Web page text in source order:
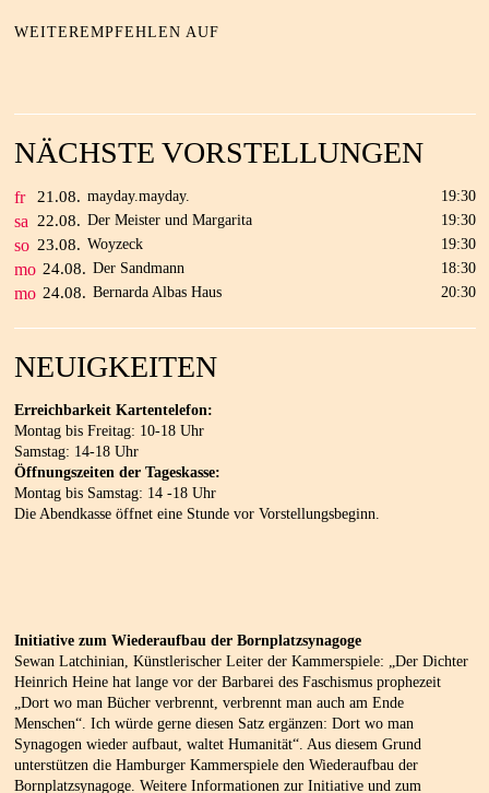
WEITEREMPFEHLEN AUF
NÄCHSTE VORSTELLUNGEN
fr 21.08. mayday.mayday. 19:30
sa 22.08. Der Meister und Margarita 19:30
so 23.08. Woyzeck 19:30
mo 24.08. Der Sandmann 18:30
mo 24.08. Bernarda Albas Haus 20:30
NEUIGKEITEN
Erreichbarkeit Kartentelefon:
Montag bis Freitag: 10-18 Uhr
Samstag: 14-18 Uhr
Öffnungszeiten der Tageskasse:
Montag bis Samstag: 14 -18 Uhr
Die Abendkasse öffnet eine Stunde vor Vorstellungsbeginn.
Initiative zum Wiederaufbau der Bornplatzsynagoge
Sewan Latchinian, Künstlerischer Leiter der Kammerspiele: „Der Dichter
Heinrich Heine hat lange vor der Barbarei des Faschismus prophezeit
„Dort wo man Bücher verbrennt, verbrennt man auch am Ende
Menschen“. Ich würde gerne diesen Satz ergänzen: Dort wo man
Synagogen wieder aufbaut, waltet Humanität“. Aus diesem Grund
unterstützen die Hamburger Kammerspiele den Wiederaufbau der
Bornplatzsynagoge. Weitere Informationen zur Initiative und zum